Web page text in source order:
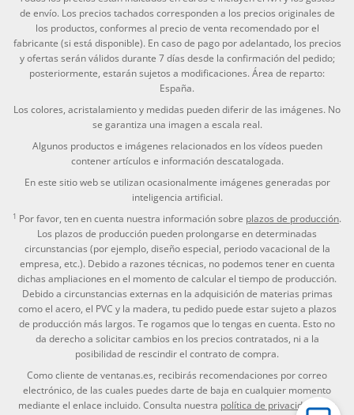
de envío. Los precios tachados corresponden a los precios originales de
los productos, conformes al precio de venta recomendado por el
fabricante (si está disponible). En caso de pago por adelantado, los precios
y ofertas serán válidos durante 7 días desde la confirmación del pedido;
posteriormente, estarán sujetos a modificaciones. Área de reparto:
España.
Los colores, acristalamiento y medidas pueden diferir de las imágenes. No
se garantiza una imagen a escala real.
Algunos productos e imágenes relacionados en los vídeos pueden
contener artículos e información descatalogada.
En este sitio web se utilizan ocasionalmente imágenes generadas por
inteligencia artificial.
1 Por favor, ten en cuenta nuestra información sobre plazos de producción.
Los plazos de producción pueden prolongarse en determinadas
circunstancias (por ejemplo, diseño especial, periodo vacacional de la
empresa, etc.). Debido a razones técnicas, no podemos tener en cuenta
dichas ampliaciones en el momento de calcular el tiempo de producción.
Debido a circunstancias externas en la adquisición de materias primas
como el acero, el PVC y la madera, tu pedido puede estar sujeto a plazos
de producción más largos. Te rogamos que lo tengas en cuenta. Esto no
da derecho a solicitar cambios en los precios contratados, ni a la
posibilidad de rescindir el contrato de compra.
Como cliente de ventanas.es, recibirás recomendaciones por correo
electrónico, de las cuales puedes darte de baja en cualquier momento
mediante el enlace incluido. Consulta nuestra política de privacidadpara